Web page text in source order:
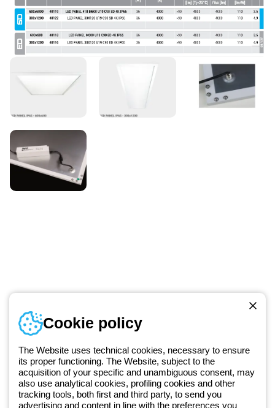
Od 2025 roku firma Beghelli jest częścią Grupy GEWISS, działając w
ramach ekosystemu GEWISS LightZone, w którym tworzymy
Numer telefonu
Od poniedziałku do piątku w godzinach 8:00 do 16:00
+48 32 422 55 79
Cookie policy
The Website uses technical cookies, necessary to ensure
its proper functioning. The Website, subject to the
acquisition of your specific and unambiguous consent, may
also use analytical cookies, profiling cookies and other
tracking tools, both first and third party, to send you
advertising and content in line with the preferences you